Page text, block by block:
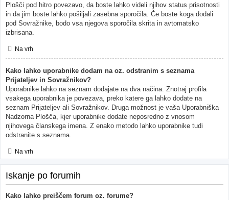
Plošči pod hitro povezavo, da boste lahko videli njihov status prisotnosti
in da jim boste lahko pošiljali zasebna sporočila. Če boste koga dodali
pod Sovražnike, bodo vsa njegova sporočila skrita in avtomatsko
izbrisana.
Na vrh
Kako lahko uporabnike dodam na oz. odstranim s seznama
Prijateljev in Sovražnikov?
Uporabnike lahko na seznam dodajate na dva načina. Znotraj profila
vsakega uporabnika je povezava, preko katere ga lahko dodate na
seznam Prijateljev ali Sovražnikov. Druga možnost je vaša Uporabniška
Nadzorna Plošča, kjer uporabnike dodate neposredno z vnosom
njihovega članskega imena. Z enako metodo lahko uporabnike tudi
odstranite s seznama.
Na vrh
Iskanje po forumih
Kako lahko preiščem forum oz. forume?